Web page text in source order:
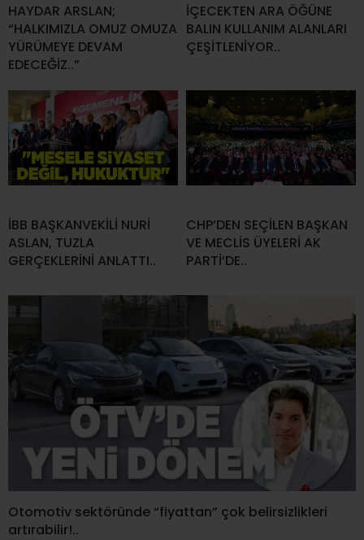
HAYDAR ARSLAN;
“HALKIMIZLA OMUZ OMUZA
YÜRÜMEYE DEVAM
EDECEĞİZ..”
İÇECEKTEN ARA ÖĞÜNE
BALIN KULLANIM ALANLARI
ÇEŞİTLENİYOR..
İBB BAŞKANVEKİLİ NURİ
ASLAN, TUZLA
GERÇEKLERİNİ ANLATTI..
CHP’DEN SEÇİLEN BAŞKAN
VE MECLİS ÜYELERİ AK
PARTİ’DE..
Otomotiv sektöründe “fiyattan” çok belirsizlikleri
artırabilir!..